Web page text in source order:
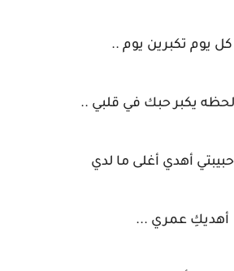
يوم تكبرين يوم ..
يكبر حبك في قلبي ..
أهدي أغلى ما لدي
أهديكِ عمري ...